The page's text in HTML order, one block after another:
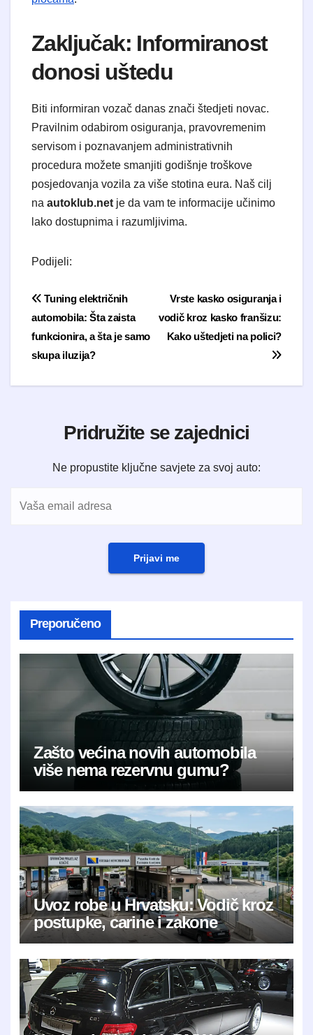
Zaključak: Informiranost
donosi uštedu
Biti informiran vozač danas znači štedjeti novac.
Pravilnim odabirom osiguranja, pravovremenim
servisom i poznavanjem administrativnih
procedura možete smanjiti godišnje troškove
posjedovanja vozila za više stotina eura. Naš cilj
na autoklub.net je da vam te informacije učinimo
lako dostupnima i razumljivima.
Podijeli:
Navigacija objavaVrste kasko osiguranja i
vodič kroz kasko franšizu:
Kako uštedjeti na polici?
Tuning električnih
automobila: Šta zaista
funkcionira, a šta je samo
skupa iluzija?
Pridružite se zajednici
Ne propustite ključne savjete za svoj auto:
Prijavi me
Preporučeno
Zašto većina novih automobila
više nema rezervnu gumu?
Uvoz robe u Hrvatsku: Vodič kroz
postupke, carine i zakone